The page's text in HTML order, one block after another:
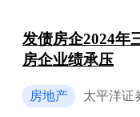
发债房企2024年
房企业绩承压
房地产 太平洋证